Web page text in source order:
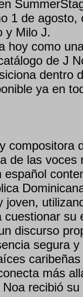
1 de agosto,
y Milo J.
hoy como
de J
dentro
ya en
compositora
de las voces
español
joven,
cuestionar su
discurso
segura
más
recibió